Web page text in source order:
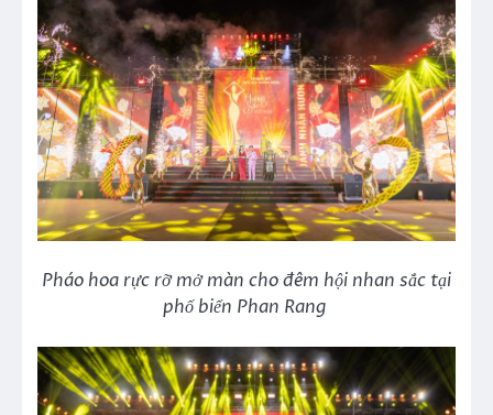
Pháo hoa rực rỡ mở màn cho đêm hội nhan sắc tại
phố biển Phan Rang